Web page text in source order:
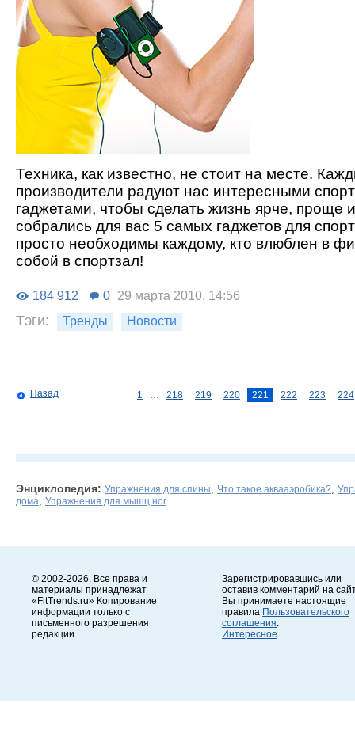
Техника, как известно, не стоит на месте.
производители радуют нас интересными
гаджетами, чтобы сделать жизнь ярче, проще
собрались для вас 5 самых гаджетов для
просто необходимы каждому, кто влюблен в
собой в спортзал!
184 912 0 29 марта 2010, 14:56
Тэги: Тренды Новости
Назад 1 218 219 220 221 222 223 224
Энциклопедия: Упражнения для спины Что такое аквааэробика?
дома
Упражнения для мышц ног
© 2002-2026. Все права и
материалы принадлежат
«FitTrends.ru» Копирование
информации только с
письменного разрешения
редакции.
Зарегистрировавшись или
оставив комментарий на
Вы принимаете настоящие
правила Пользовательского
соглашения
Интересное